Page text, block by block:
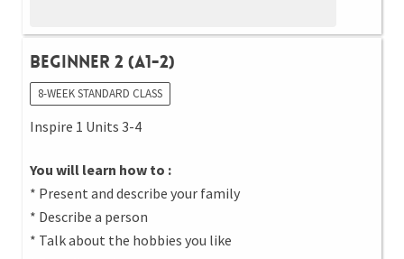
Beginner 2 (A1-2)
8-WEEK STANDARD CLASS
Inspire 1 Units 3-4
You will learn how to :
* Present and describe your family
* Describe a person
* Talk about the hobbies you like